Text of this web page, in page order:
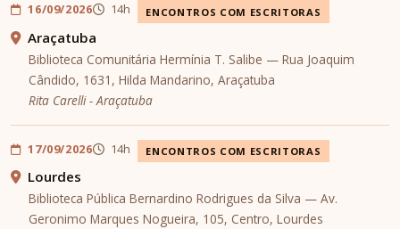
16/09/2026 14h ENCONTROS COM ESCRITORAS
Araçatuba
Biblioteca Comunitária Hermínia T. Salibe — Rua Joaquim
Cândido, 1631, Hilda Mandarino, Araçatuba
Rita Carelli - Araçatuba
17/09/2026 14h ENCONTROS COM ESCRITORAS
Lourdes
Biblioteca Pública Bernardino Rodrigues da Silva — Av.
Geronimo Marques Nogueira, 105, Centro, Lourdes